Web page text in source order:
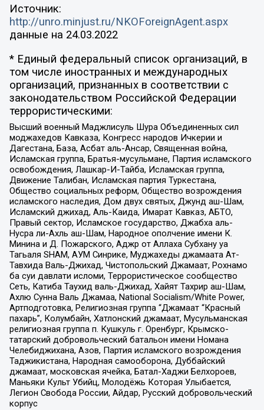
Источник:
http://unro.minjust.ru/NKOForeignAgent.aspx
данные на 24.03.2022
* Единый федеральный список организаций, в
том числе иностранных и международных
организаций, признанных в соответствии с
законодательством Российской Федерации
террористическими:
Высший военный Маджлисуль Шура Объединенных сил
моджахедов Кавказа, Конгресс народов Ичкерии и
Дагестана, База, Асбат аль-Ансар, Священная война,
Исламская группа, Братья-мусульмане, Партия исламского
освобождения, Лашкар-И-Тайба, Исламская группа,
Движение Талибан, Исламская партия Туркестана,
Общество социальных реформ, Общество возрождения
исламского наследия, Дом двух святых, Джунд аш-Шам,
Исламский джихад, Аль-Каида, Имарат Кавказ, АБТО,
Правый сектор, Исламское государство, Джабха аль-
Нусра ли-Ахль аш-Шам, Народное ополчение имени К.
Минина и Д. Пожарского, Аджр от Аллаха Субхану уа
Тагьаля SHAM, АУМ Синрике, Муджахеды джамаата Ат-
Тавхида Валь-Джихад, Чистопольский Джамаат, Рохнамо
ба суи давлати исломи, Террористическое сообщество
Сеть, Катиба Таухид валь-Джихад, Хайят Тахрир аш-Шам,
Ахлю Сунна Валь Джамаа, National Socialism/White Power,
Артподготовка, Религиозная группа “Джамаат “Красный
пахарь”, Колумбайн, Хатлонский джамаат, Мусульманская
религиозная группа п. Кушкуль г. Оренбург, Крымско-
татарский добровольческий батальон имени Номана
Челебиджихана, Азов, Партия исламского возрождения
Таджикистана, Народная самооборона, Дуббайский
джамаат, московская ячейка, Батал-Хаджи Белхороев,
Маньяки Культ Убийц, Молодёжь Которая Улыбается,
Легион Свобода России, Айдар, Русский добровольческий
корпус